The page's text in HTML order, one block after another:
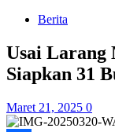
Berita
Usai Larang
Siapkan 31
Maret 21, 2025 0